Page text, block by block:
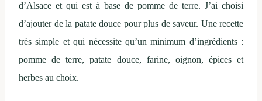
d’Alsace et qui est à base de pomme de terre. J’ai choisi
d’ajouter de la patate douce pour plus de saveur. Une recette
très simple et qui nécessite qu’un minimum d’ingrédients :
pomme de terre, patate douce, farine, oignon, épices et
herbes au choix.